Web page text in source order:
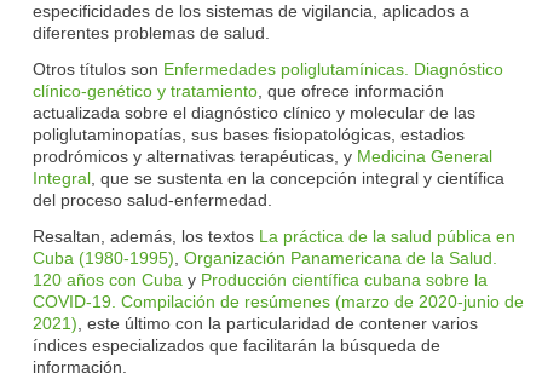
especificidades de los sistemas de vigilancia, aplicados a
diferentes problemas de salud.
Otros títulos son Enfermedades poliglutamínicas. Diagnóstico
clínico-genético y tratamiento , que ofrece información
actualizada sobre el diagnóstico clínico y molecular de las
poliglutaminopatías, sus bases fisiopatológicas, estadios
prodrómicos y alternativas terapéuticas, y Medicina General
Integral , que se sustenta en la concepción integral y científica
del proceso salud-enfermedad.
Resaltan, además, los textos La práctica de la salud pública en
Cuba (1980-1995) Organización Panamericana de la Salud.
120 años con Cuba y Producción científica cubana sobre la
COVID-19. Compilación de resúmenes (marzo de 2020-junio de
2021) , este último con la particularidad de contener varios
índices especializados que facilitarán la búsqueda de
información.